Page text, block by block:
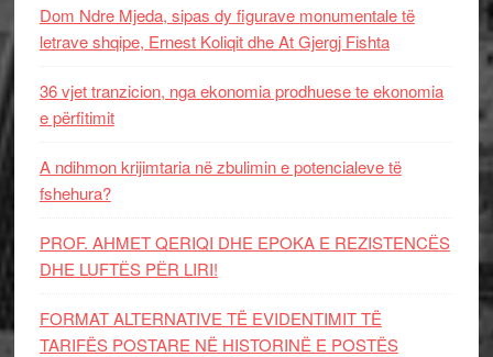
Dom Ndre Mjeda, sipas dy figurave monumentale të
letrave shqipe, Ernest Koliqit dhe At Gjergj Fishta
36 vjet tranzicion, nga ekonomia prodhuese te ekonomia
e përfitimit
A ndihmon krijimtaria në zbulimin e potencialeve të
fshehura?
PROF. AHMET QERIQI DHE EPOKA E REZISTENCЁS
DHE LUFTЁS PЁR LIRI!
FORMAT ALTERNATIVE TË EVIDENTIMIT TË
TARIFËS POSTARE NË HISTORINË E POSTËS